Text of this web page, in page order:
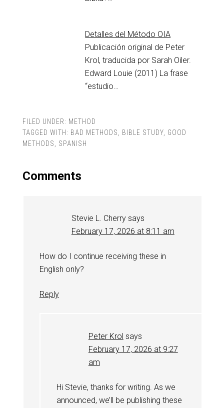
Detalles del Método OIA
Publicación original de Peter
Krol, traducida por Sarah Oiler.
Edward Louie (2011) La frase
“estudio…
FILED UNDER: METHOD
TAGGED WITH: BAD METHODS, BIBLE STUDY, GOOD
METHODS, SPANISH
Comments
Stevie L. Cherry says
February 17, 2026 at 8:11 am
How do I continue receiving these in
English only?
Reply
Peter Krol says
February 17, 2026 at 9:27
am
Hi Stevie, thanks for writing. As we
announced, we’ll be publishing these